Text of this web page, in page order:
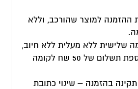
ההזמנה למוצר שהורכב, וללא
שלישית ללא מעלית ללא חיוב,
כל קומה נוספת תוספת תשלום של 50 שח לקומה
תקינה בהזמנה – שינוי כתובת